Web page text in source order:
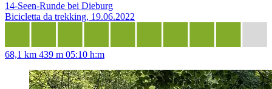
14-Seen-Runde bei Dieburg
Bicicletta da trekking, 19.06.2022
68,1 km 439 m 05:10 h:m